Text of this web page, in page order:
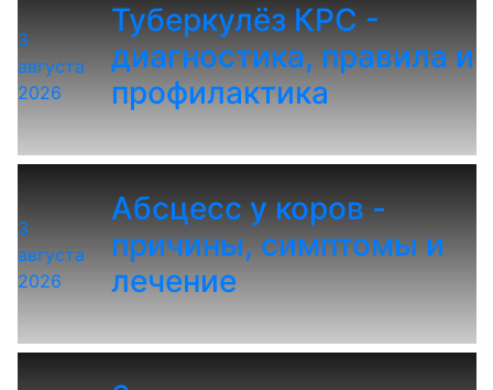
3
августа
2026
Туберкулёз КРС -
диагностика, правила и
профилактика
3
августа
2026
Абсцесс у коров -
причины, симптомы и
лечение